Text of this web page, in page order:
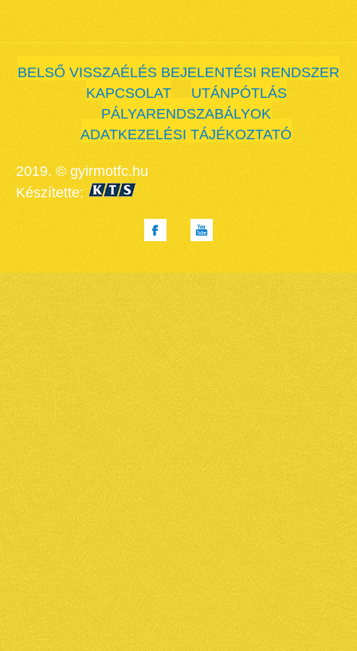
BELSŐ VISSZAÉLÉS BEJELENTÉSI RENDSZER
KAPCSOLAT
UTÁNPÓTLÁS
PÁLYARENDSZABÁLYOK
ADATKEZELÉSI TÁJÉKOZTATÓ
2019. © gyirmotfc.hu
Készítette: